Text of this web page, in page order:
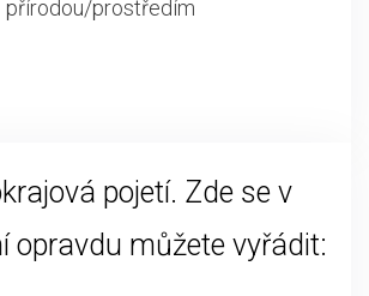
přírodou/prostředím
pojetí. Zde se v
opravdu můžete vyřádit: